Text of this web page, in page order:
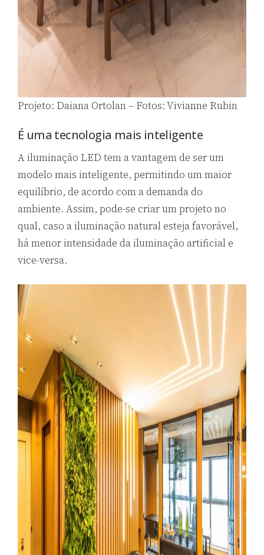
Projeto: Daiana Ortolan – Fotos: Vivianne Rubin
É uma tecnologia mais inteligente
A iluminação LED tem a vantagem de ser um
modelo mais inteligente, permitindo um maior
equilíbrio, de acordo com a demanda do
ambiente. Assim, pode-se criar um projeto no
qual, caso a iluminação natural esteja favorável,
há menor intensidade da iluminação artificial e
vice-versa.